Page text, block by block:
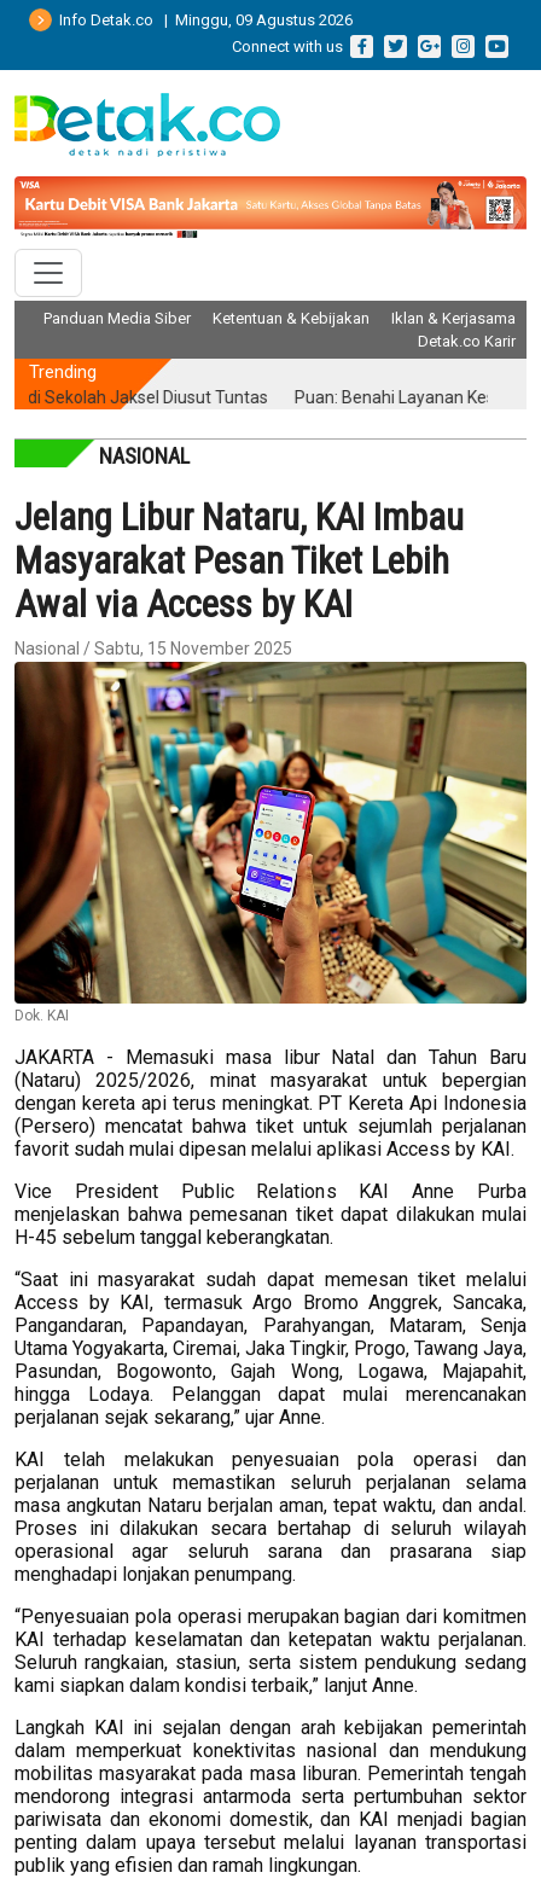
Info Detak.co | Minggu, 09 Agustus 2026
Connect with us
Panduan Media Siber Ketentuan & Kebijakan
Iklan & Kerjasama
Detak.co Karir
Trending
Jaksel Diusut Tuntas Puan: Benahi Layanan Kesehatan
NASIONAL
Jelang Libur Nataru, KAI Imbau
Masyarakat Pesan Tiket Lebih
Awal via Access by KAI
Nasional / Sabtu, 15 November 2025
Dok. KAI
JAKARTA - Memasuki masa libur Natal dan Tahun Baru
(Nataru) 2025/2026, minat masyarakat untuk bepergian
dengan kereta api terus meningkat. PT Kereta Api Indonesia
(Persero) mencatat bahwa tiket untuk sejumlah perjalanan
favorit sudah mulai dipesan melalui aplikasi Access by KAI.
Vice President Public Relations KAI Anne Purba
menjelaskan bahwa pemesanan tiket dapat dilakukan mulai
H-45 sebelum tanggal keberangkatan.
“Saat ini masyarakat sudah dapat memesan tiket melalui
Access by KAI, termasuk Argo Bromo Anggrek, Sancaka,
Pangandaran, Papandayan, Parahyangan, Mataram, Senja
Utama Yogyakarta, Ciremai, Jaka Tingkir, Progo, Tawang Jaya,
Pasundan, Bogowonto, Gajah Wong, Logawa, Majapahit,
hingga Lodaya. Pelanggan dapat mulai merencanakan
perjalanan sejak sekarang,” ujar Anne.
KAI telah melakukan penyesuaian pola operasi dan
perjalanan untuk memastikan seluruh perjalanan selama
masa angkutan Nataru berjalan aman, tepat waktu, dan andal.
Proses ini dilakukan secara bertahap di seluruh wilayah
operasional agar seluruh sarana dan prasarana siap
menghadapi lonjakan penumpang.
“Penyesuaian pola operasi merupakan bagian dari komitmen
KAI terhadap keselamatan dan ketepatan waktu perjalanan.
Seluruh rangkaian, stasiun, serta sistem pendukung sedang
kami siapkan dalam kondisi terbaik,” lanjut Anne.
Langkah KAI ini sejalan dengan arah kebijakan pemerintah
dalam memperkuat konektivitas nasional dan mendukung
mobilitas masyarakat pada masa liburan. Pemerintah tengah
mendorong integrasi antarmoda serta pertumbuhan sektor
pariwisata dan ekonomi domestik, dan KAI menjadi bagian
penting dalam upaya tersebut melalui layanan transportasi
publik yang efisien dan ramah lingkungan.